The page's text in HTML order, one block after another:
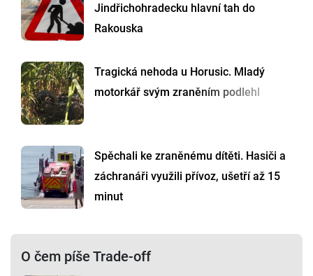
Jindřichohradecku hlavní tah do
Rakouska
Tragická nehoda u Horusic. Mladý
motorkář svým zraněním podlehl
Spěchali ke zraněnému dítěti. Hasiči a
záchranáři využili přívoz, ušetří až 15
minut
O čem píše Trade-off